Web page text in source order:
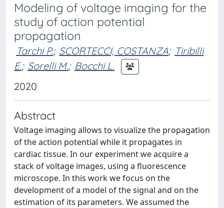
Modeling of voltage imaging for the
study of action potential
propagation
Tarchi P.; SCORTECCI, COSTANZA; Tiribilli
E.; Sorelli M.; Bocchi L.
2020
Abstract
Voltage imaging allows to visualize the propagation
of the action potential while it propagates in
cardiac tissue. In our experiment we acquire a
stack of voltage images, using a fluorescence
microscope. In this work we focus on the
development of a model of the signal and on the
estimation of its parameters. We assumed the